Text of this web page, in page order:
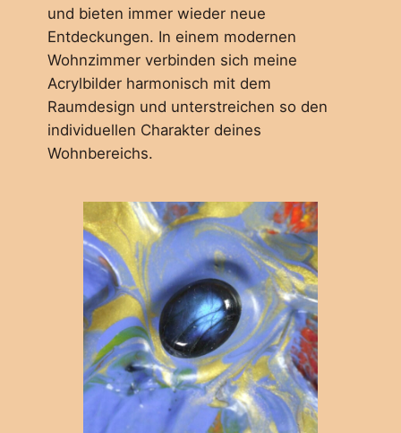
und bieten immer wieder neue
Entdeckungen. In einem modernen
Wohnzimmer verbinden sich meine
Acrylbilder harmonisch mit dem
Raumdesign und unterstreichen so den
individuellen Charakter deines
Wohnbereichs.